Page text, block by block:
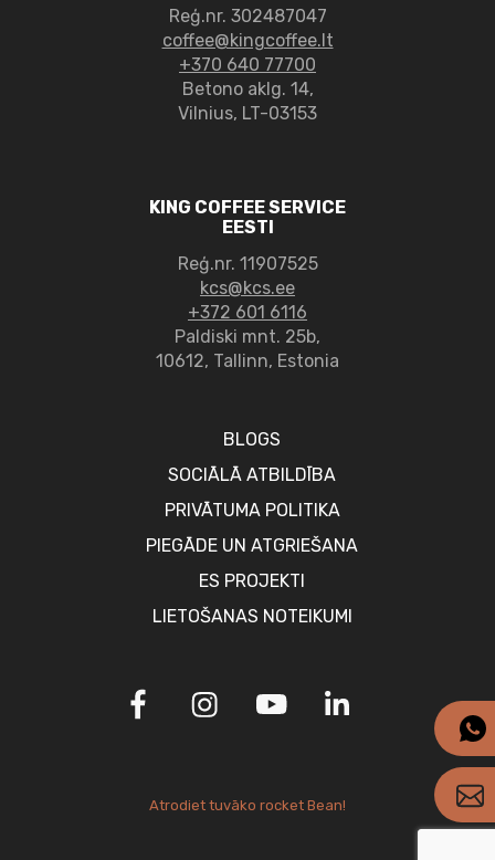
Reģ.nr. 302487047
coffee@kingcoffee.lt
+370 640 77700
Betono aklg. 14,
Vilnius, LT-03153
KING COFFEE SERVICE
EESTI
Reģ.nr. 11907525
kcs@kcs.ee
+372 601 6116
Paldiski mnt. 25b,
10612, Tallinn, Estonia
BLOGS
SOCIĀLĀ ATBILDĪBA
PRIVĀTUMA POLITIKA
PIEGĀDE UN ATGRIEŠANA
ES PROJEKTI
LIETOŠANAS NOTEIKUMI
Atrodiet tuvāko rocket Bean!